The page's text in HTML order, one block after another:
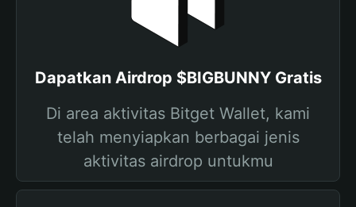
Dapatkan Airdrop $BIGBUNNY Gratis
Di area aktivitas Bitget Wallet, kami
telah menyiapkan berbagai jenis
aktivitas airdrop untukmu